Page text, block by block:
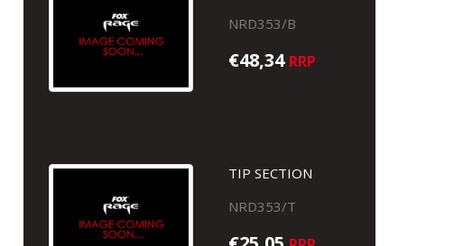
NRD353/B
€48,34 RRP
TIP SECTION
NRD353/T